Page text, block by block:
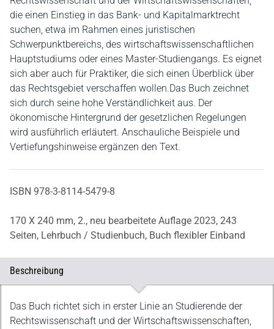
die einen Einstieg in das Bank- und Kapitalmarktrecht
suchen, etwa im Rahmen eines juristischen
Schwerpunktbereichs, des wirtschaftswissenschaftlichen
Hauptstudiums oder eines Master-Studiengangs. Es eignet
sich aber auch für Praktiker, die sich einen Überblick über
das Rechtsgebiet verschaffen wollen.Das Buch zeichnet
sich durch seine hohe Verständlichkeit aus. Der
ökonomische Hintergrund der gesetzlichen Regelungen
wird ausführlich erläutert. Anschauliche Beispiele und
Vertiefungshinweise ergänzen den Text.
ISBN 978-3-8114-5479-8
170 X 240 mm, 2., neu bearbeitete Auflage 2023, 243
Seiten, Lehrbuch / Studienbuch, Buch flexibler Einband
Beschreibung
Beschreibung
Das Buch richtet sich in erster Linie an Studierende der
Rechtswissenschaft und der Wirtschaftswissenschaften,